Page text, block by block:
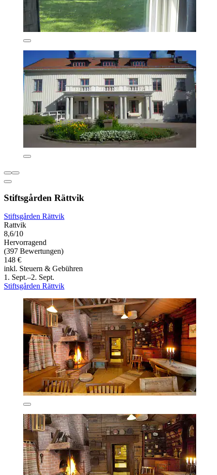
Stiftsgården Rättvik
Stiftsgården Rättvik
Rattvik
8,6/10
Hervorragend
(397 Bewertungen)
148 €
inkl. Steuern & Gebühren
1. Sept.–2. Sept.
Stiftsgården Rättvik